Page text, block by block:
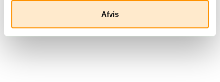
Afvis